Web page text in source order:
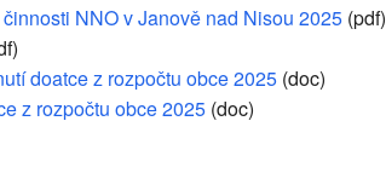
NNO v Janově nad Nisou 2025(pdf)
doatce z rozpočtu obce 2025(doc)
z rozpočtu obce 2025(doc)